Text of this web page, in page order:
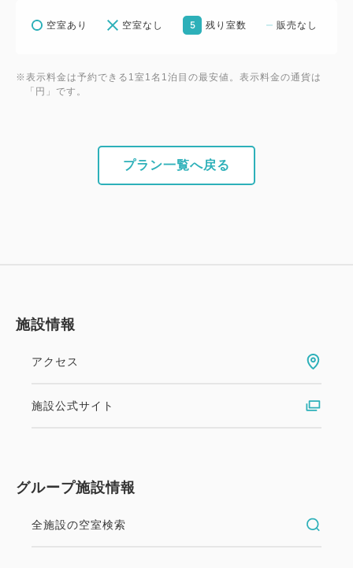
・お味噌汁やおかず、焼き魚は日替わりでのご提供と
・小学生以上のお子様は大人料金でのご案内となりま
す。
・お飲み物はお水・白湯・お茶からお選びいただけま
【館内設備】
・コインランドリー、電子レンジ、製氷機、飲料自動
・小松空港より連絡バスで約40分
【駐車場】
空室あり 空室なし 5 残り室数 販売なし
※表示料金は予約できる1室1名1泊目の最安値。表示料金の通貨は
「円」です。
プラン一覧へ戻る
施設情報
アクセス
施設公式サイト
グループ施設情報
全施設の空室検索